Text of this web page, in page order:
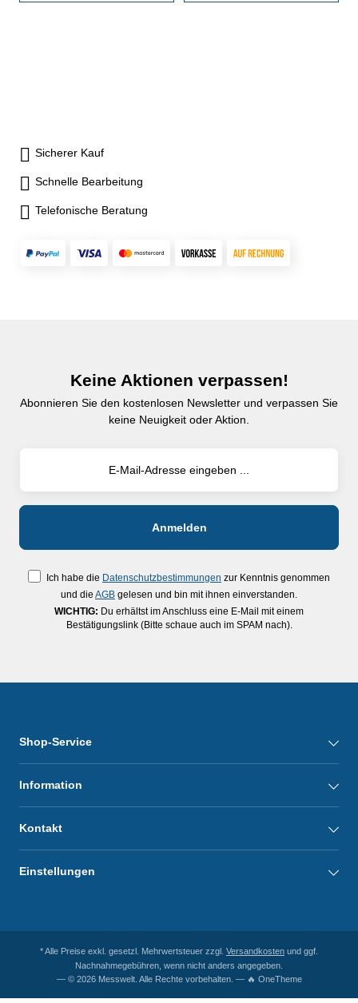
Sicherer Kauf
Schnelle Bearbeitung
Telefonische Beratung
Keine Aktionen verpassen!
Abonnieren Sie den kostenlosen Newsletter und verpassen Sie
keine Neuigkeit oder Aktion.
Ich habe die Datenschutzbestimmungen zur Kenntnis genommen
und die AGB gelesen und bin mit ihnen einverstanden.
WICHTIG: Du erhältst im Anschluss eine E-Mail mit einem
Bestätigungslink (Bitte schaue auch im SPAM nach).
Shop-Service
Information
Kontakt
Einstellungen
* Alle Preise exkl. gesetzl. Mehrwertsteuer zzgl. Versandkosten und ggf.
Nachnahmegebühren, wenn nicht anders angegeben.
— © 2026 Messwelt. Alle Rechte vorbehalten. — 🔥 OneTheme